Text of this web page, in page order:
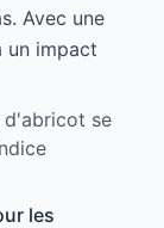
Avec une
un impact
d'abricot se
les